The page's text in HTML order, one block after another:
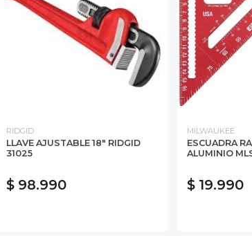
RIDGID
LLAVE AJUSTABLE 18" RIDGID
31025
$ 98.990
MILWAUKEE
ESCUADRA
ALUMINIO
$ 19.990